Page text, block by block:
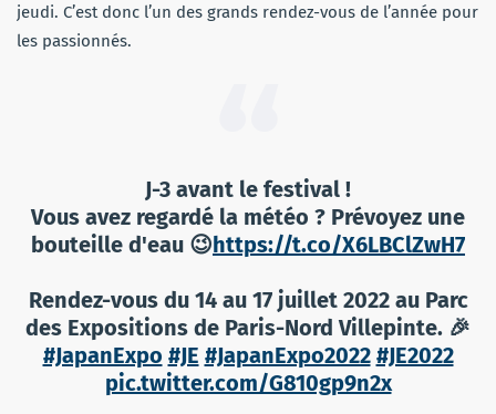
jeudi. C’est donc l’un des grands rendez-vous de l’année pour
les passionnés.
J-3 avant le festival !
Vous avez regardé la météo ? Prévoyez une
bouteille d'eau 😉https://t.co/X6LBClZwH7
Rendez-vous du 14 au 17 juillet 2022 au Parc
des Expositions de Paris-Nord Villepinte. 🎉
#JapanExpo #JE #JapanExpo2022 #JE2022
pic.twitter.com/G810gp9n2x